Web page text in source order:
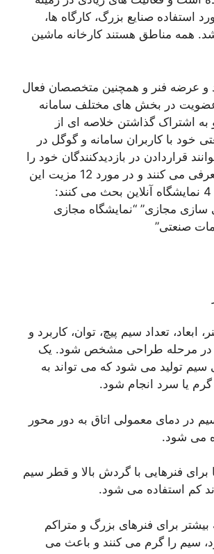
استفاده صنایع بزرگ، کارگاه ها،
همه مناطق هستند کارخانه ماشین
و عرضه فنر و همچنین متخصصان فعال
عضویت در بخش های مختلف سامانه
اشتراک گذاشتن خلاصه ای از
خود با کاربران سامانه و گوگل در
قراردادن در بازدیدکنندگان خود را
در سطح ملی معرفی می کنند و در مورد 12 مزیت این
سیستم از جمله 4 نمایشگاه آنلاین بحث می کنند:
سازی مجازی” “نمایشگاه مجازی
صنعتی”
ابعاد، تعداد سیم پیچ، توان، کاربرد و
در مرحله طراحی مشخص شود. یک
سیم تولید می شود که می تواند به
یا سرد انجام شود.
در دمای معمولی اتاق به دور محور
می شود.
فنرهایی با گردش بالا و قطر سیم
کم استفاده می شود.
برای فنرهای بزرگ و متراکم
سیم را گرم می کنند و باعث می